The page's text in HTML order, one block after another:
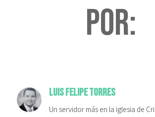
por:
Luis Felipe Torres
Un servidor más en la iglesia de